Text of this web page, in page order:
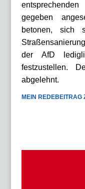
gegeben
betonen, sich
der AfD
festzustellen.
abgelehnt.
MEIN REDEBEITRAG